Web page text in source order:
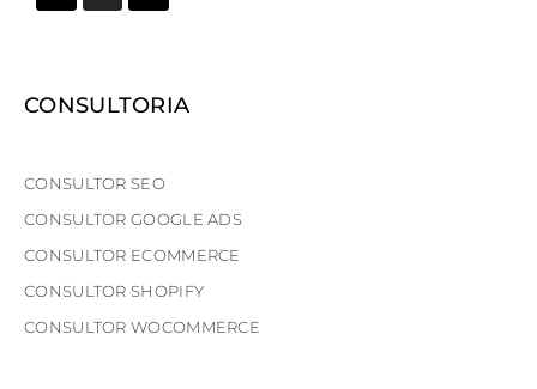
CONSULTORIA
CONSULTOR SEO
CONSULTOR GOOGLE ADS
CONSULTOR ECOMMERCE
CONSULTOR SHOPIFY
CONSULTOR WOCOMMERCE